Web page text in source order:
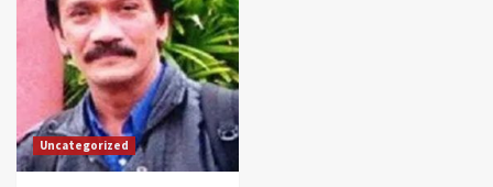
Uncategorized